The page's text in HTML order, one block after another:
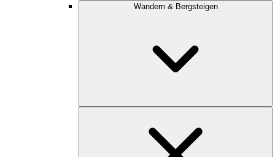
Wandern & Bergsteigen